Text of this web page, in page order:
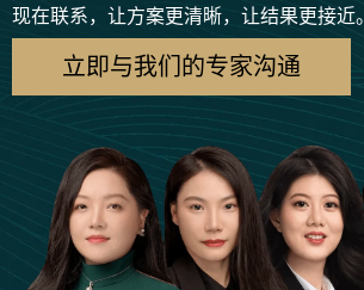
现在联系，让方案更清晰，让结果更接近。
立即与我们的专家沟通